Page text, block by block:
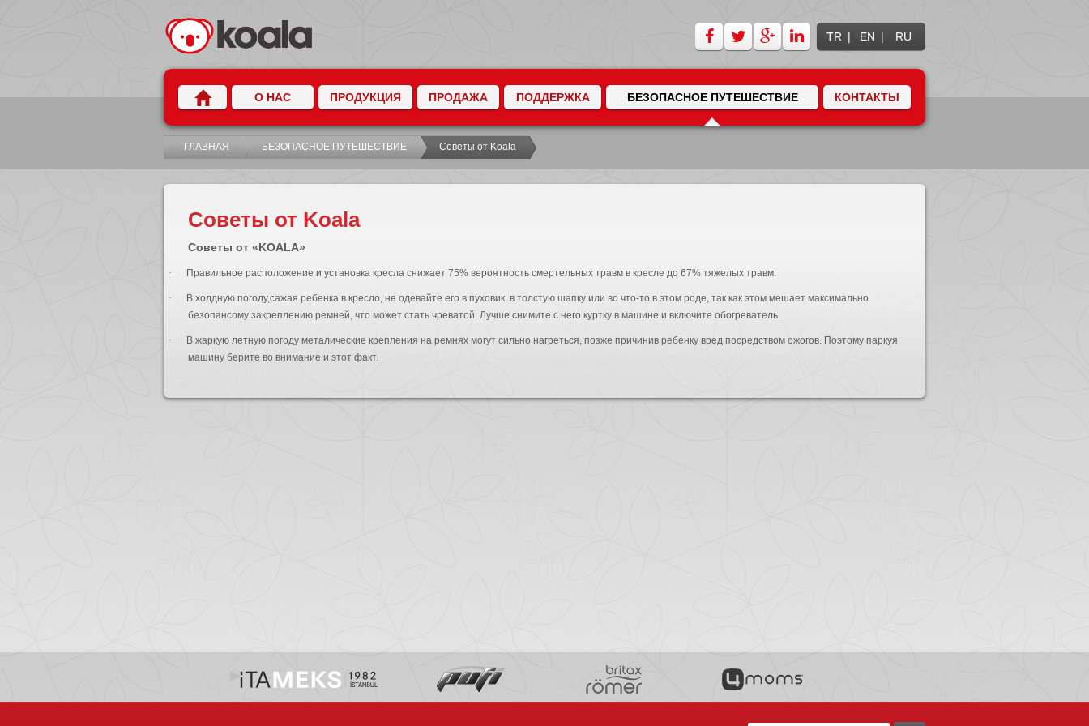
TR EN RU
О НАС ПРОДУКЦИЯ ПРОДАЖА ПОДДЕРЖКА БЕЗОПАСНОЕ ПУТЕШЕСТВИЕ КОНТАКТЫ
ГЛАВНАЯ БЕЗОПАСНОЕ ПУТЕШЕСТВИЕ Советы от Koala
Советы от Koala
Советы от «KOALA»
· Правильное расположение и установка кресла снижает 75% вероятность смертельных травм в кресле до 67% тяжелых травм.
·
В холдную погоду,сажая ребенка в кресло, не одевайте его в пуховик, в толстую шапку или во что-то в этом роде, так как этом мешает максимально
безопансому закреплению ремней, что может стать чреватой. Лучше снимите с него куртку в машине и включите обогреватель.
·
В жаркую летную погоду металические крепления на ремнях могут сильно нагреться, позже причинив ребенку вред посредством ожогов. Поэтому паркуя
машину берите во внимание и этот факт.